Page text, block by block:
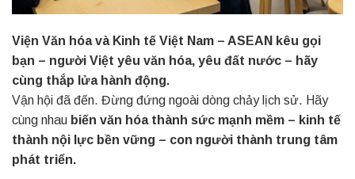
Viện Văn hóa và Kinh tế Việt Nam – ASEAN kêu gọi
bạn – người Việt yêu văn hóa, yêu đất nước – hãy
cùng thắp lửa hành động.
Vận hội đã đến. Đừng đứng ngoài dòng chảy lịch sử. Hãy
cùng nhau biến văn hóa thành sức mạnh mềm – kinh tế
thành nội lực bền vững – con người thành trung tâm
phát triển.